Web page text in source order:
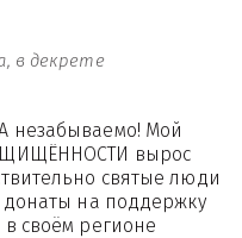
в декрете
незабываемо! Мой
вырос
святые люди
донаты на поддержку
своём регионе